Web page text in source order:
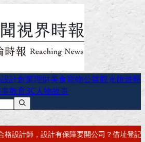
計創業理財美食寵物公益觀光旅遊藝
教育3C人物故事
登記・公司設立・工商登記一次辦好記帳